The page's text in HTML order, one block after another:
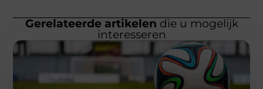
Gerelateerde artikelen die u mogelijk
interesseren